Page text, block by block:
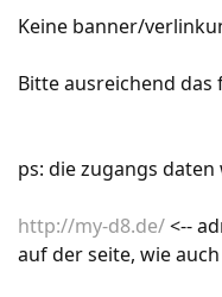
Keine banner/
Bitte ausreichend
ps: die zugangs
http://my-d8.de/<--
auf der seite, wie